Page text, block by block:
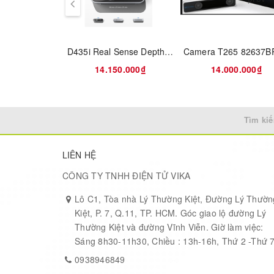
HuskyLens is an easy-to-use AI machine vision
tracking, object recognition, line tracking, color
D435i Real Sense Depth Camera
14.150.000₫
14.000.000₫
Tìm
LIÊN HỆ
CÔNG TY TNHH ĐIỆN TỬ VIKA
Lô C1, Tòa nhà Lý Thường Kiệt, Đường Lý
Kiệt, P. 7, Q.11, TP. HCM. Góc giao lộ đường Lý
Thường Kiệt và đường Vĩnh Viễn. Giờ làm việc:
Sáng 8h30-11h30, Chiều : 13h-16h, Thứ 2 -Thứ
0938946849